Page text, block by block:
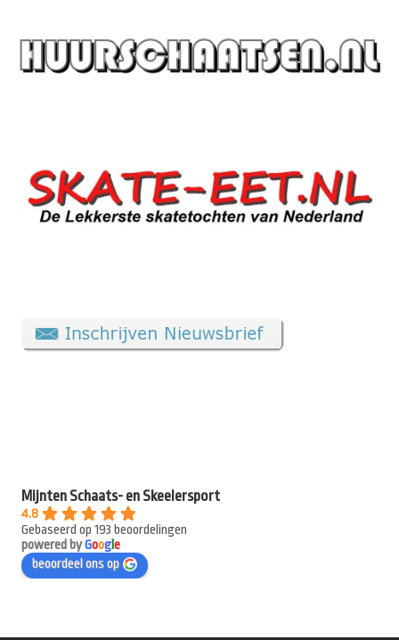
Mijnten Schaats- en Skeelersport
4.8
Gebaseerd op 193 beoordelingen
powered byGooge
beoordeel ons op